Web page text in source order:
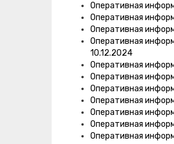
Оперативная
Оперативная
Оперативная
Оперативная
10.12.2024
Оперативная
Оперативная
Оперативная
Оперативная
Оперативная
Оперативная
Оперативная